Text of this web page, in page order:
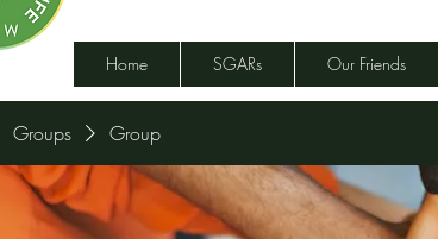
Home SGARs Our Friends
Groups Group